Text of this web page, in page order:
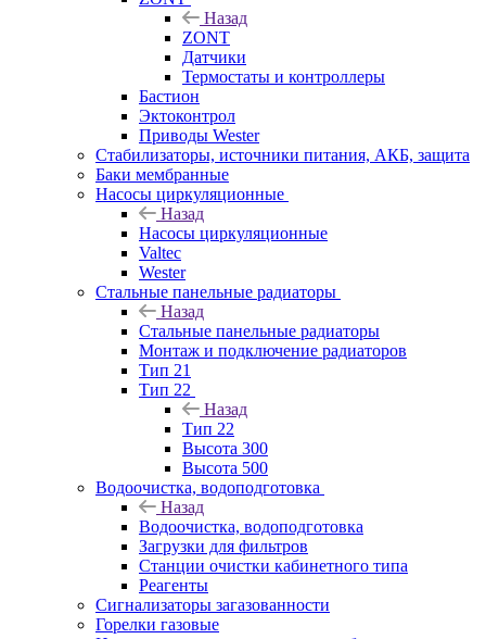
Назад
ZONT
Датчики
Термостаты и контроллеры
Бастион
Эктоконтрол
Приводы Wester
Стабилизаторы, источники питания, АКБ, защита
Баки мембранные
Насосы циркуляционные
Назад
Насосы циркуляционные
Valtec
Wester
Стальные панельные радиаторы
Назад
Стальные панельные радиаторы
Монтаж и подключение радиаторов
Тип 21
Тип 22
Назад
Тип 22
Высота 300
Высота 500
Водоочистка, водоподготовка
Назад
Водоочистка, водоподготовка
Загрузки для фильтров
Станции очистки кабинетного типа
Реагенты
Сигнализаторы загазованности
Горелки газовые